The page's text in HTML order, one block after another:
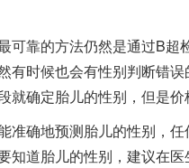
可靠的方法仍然是通过B
有时候也会有性别判断错
确定胎儿的性别，但是价
确地预测胎儿的性别，任
知道胎儿的性别，建议在